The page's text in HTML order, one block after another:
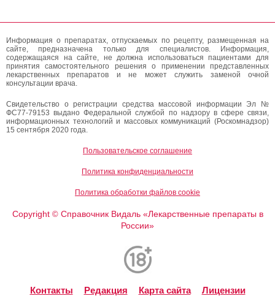
Информация о препаратах, отпускаемых по рецепту, размещенная на
сайте, предназначена только для специалистов. Информация,
содержащаяся на сайте, не должна использоваться пациентами для
принятия самостоятельного решения о применении представленных
лекарственных препаратов и не может служить заменой очной
консультации врача.
Свидетельство о регистрации средства массовой информации Эл №
ФС77-79153 выдано Федеральной службой по надзору в сфере связи,
информационных технологий и массовых коммуникаций (Роскомнадзор)
15 сентября 2020 года.
Пользовательское соглашение
Политика конфиденциальности
Политика обработки файлов cookie
Copyright ©Справочник Видаль «Лекарственные препараты в
России»
Контакты Редакция Карта сайта Лицензии